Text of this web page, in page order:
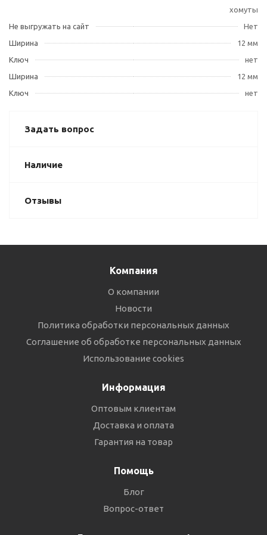
хомуты
Не выгружать на сайт
Нет
Ширина
12 мм
Ключ
нет
Ширина
12 мм
Ключ
нет
Задать вопрос
Наличие
Отзывы
Компания
О компании
Новости
Политика обработки персональных данных
Соглашение об обработке персональных данных
Использование cookies
Информация
Оптовым клиентам
Доставка и оплата
Гарантия на товар
Помощь
Блог
Вопрос-ответ